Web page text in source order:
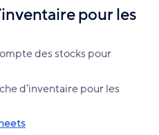
pour les
d’inventaire pour les